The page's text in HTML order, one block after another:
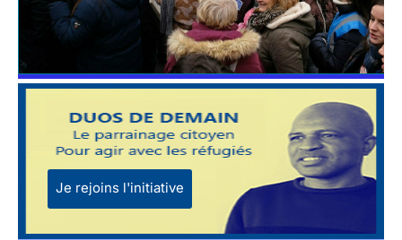
Je rejoins l'initiative